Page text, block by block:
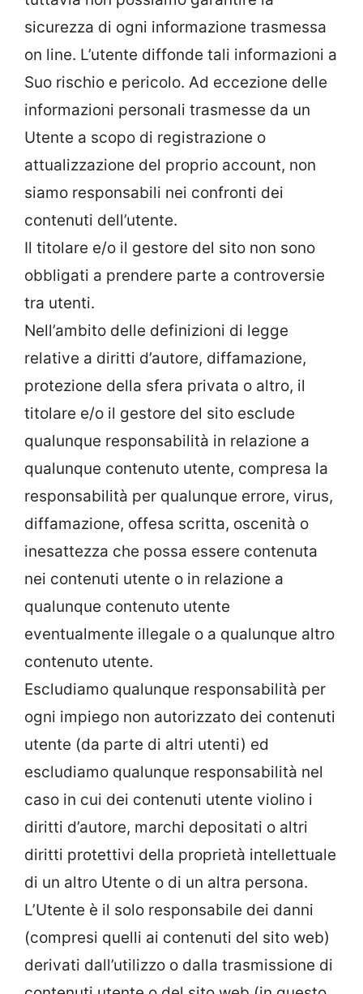
sicurezza di ogni informazione trasmessa
on line. L’utente diffonde tali informazioni a
Suo rischio e pericolo. Ad eccezione delle
informazioni personali trasmesse da un
Utente a scopo di registrazione o
attualizzazione del proprio account, non
siamo responsabili nei confronti dei
contenuti dell’utente.
Il titolare e/o il gestore del sito non sono
obbligati a prendere parte a controversie
tra utenti.
Nell’ambito delle definizioni di legge
relative a diritti d’autore, diffamazione,
protezione della sfera privata o altro, il
titolare e/o il gestore del sito esclude
qualunque responsabilità in relazione a
qualunque contenuto utente, compresa la
responsabilità per qualunque errore, virus,
diffamazione, offesa scritta, oscenità o
inesattezza che possa essere contenuta
nei contenuti utente o in relazione a
qualunque contenuto utente
eventualmente illegale o a qualunque altro
contenuto utente.
Escludiamo qualunque responsabilità per
ogni impiego non autorizzato dei contenuti
utente (da parte di altri utenti) ed
escludiamo qualunque responsabilità nel
caso in cui dei contenuti utente violino i
diritti d’autore, marchi depositati o altri
diritti protettivi della proprietà intellettuale
di un altro Utente o di un altra persona.
L’Utente è il solo responsabile dei danni
(compresi quelli ai contenuti del sito web)
derivati dall’utilizzo o dalla trasmissione di